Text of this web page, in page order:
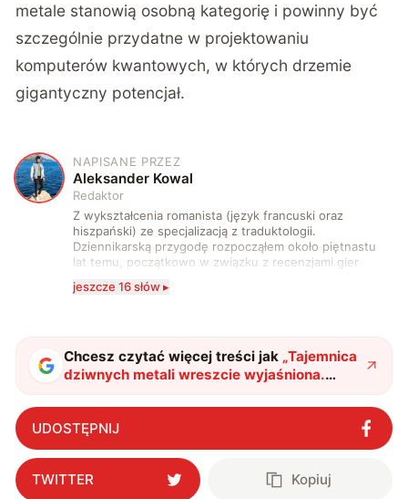
metale stanowią osobną kategorię i powinny być
szczególnie przydatne w projektowaniu
komputerów kwantowych, w których drzemie
gigantyczny potencjał.
A
NAPISANE PRZEZ
Aleksander Kowal
Redaktor
Z wykształcenia romanista (język francuski oraz
hiszpański) ze specjalizacją z traduktologii.
Dziennikarską przygodę rozpocząłem około piętnastu
lat temu, początkowo w związku z recenzjami gier
zdecydowanie częściej na tematy związane z nauką
także uprawiać oraz oglądać sport.
jeszcze 16 słów ▸
Chcesz czytać więcej treści jak „Tajemnica
dziwnych metali wreszcie wyjaśniona.
Naukowcy kilkadziesiąt lat głowili się nad tą
zagadką."?
UDOSTĘPNIJ
TWITTER Kopiuj